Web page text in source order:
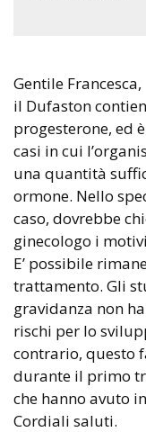
Gentile Francesca,
il Dufaston
progesterone, ed
casi in cui
una quantità
ormone. Nello
caso, dovrebbe
ginecologo i
E’ possibile
trattamento. Gli
gravidanza non
rischi per lo
contrario, questo
durante il primo
che hanno avuto
Cordiali saluti.